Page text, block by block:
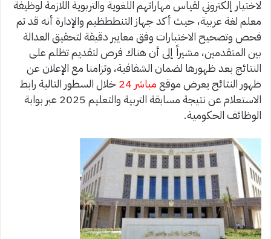
لاختيار إلكتروني لقياس مهاراتهم اللغوية والتربوية اللازمة لوظيفة
معلم لغة عربية، حيث أكد جهاز التنططظيم والإدارة أنه قد تم
فحص وتصحيح الاختبارات وفق معايير دقيقة لتحقيق العدالة
بين المتقدمين، مشيراً إلى أن هناك فرص لتقديم تظلم على
النتائج بعد ظهورها لضمان الشفافية، وتزامنا مع الإعلان عن
ظهور النتائج يعرض موقع مباشر 24
خلال السطور التالية رابط
الاستعلام عن نتيجة مسابقة التربية والتعليم 2025 عبر بوابة
الوظائف الحكومية.